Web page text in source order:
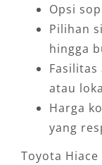
Opsi
Pilihan
hingga
atau
Harga
yang
Toyota